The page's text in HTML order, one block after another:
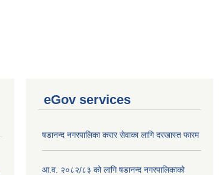
eGov services
षडानन्द नगरपालिका करार सेवाका लागि दरखास्त फारम
आ.व. २०८२/८३ को लागि षडानन्द नगरपालिकाको